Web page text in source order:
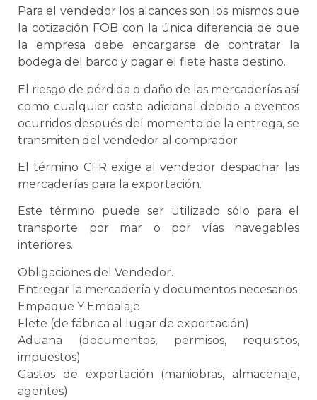
Para el vendedor los alcances son los mismos que
la cotización FOB con la única diferencia de que
la empresa debe encargarse de contratar la
bodega del barco y pagar el flete hasta destino.
El riesgo de pérdida o daño de las mercaderías así
como cualquier coste adicional debido a eventos
ocurridos después del momento de la entrega, se
transmiten del vendedor al comprador
El término CFR exige al vendedor despachar las
mercaderías para la exportación.
Este término puede ser utilizado sólo para el
transporte por mar o por vías navegables
interiores.
Obligaciones del Vendedor.
Entregar la mercadería y documentos necesarios
Empaque Y Embalaje
Flete (de fábrica al lugar de exportación)
Aduana (documentos, permisos, requisitos,
impuestos)
Gastos de exportación (maniobras, almacenaje,
agentes)